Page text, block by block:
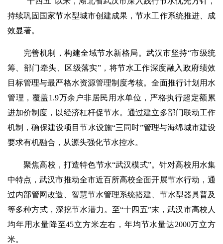
持续巩固国家节水型城市创建成果，节水工作系统推进、成
效显著。
完善机制，构建全域节水新格局。武汉市坚持“市级统
筹、部门牵头、区级落实”，将节水工作深度融入政府绩效
目标管理与最严格水资源管理制度考核。全面推行计划用水
管理，覆盖1.9万余户非居民用水单位，严格执行超定额累
进加价制度，以经济杠杆促节水。通过建立多部门联动工作
机制，确保建设项目节水设施“三同时”管理与海绵城市建设
要求有机融合，从源头强化节水控水。
聚焦高校，打造特色节水“武汉模式”。针对高校用水集
中特点，武汉市推动全市近百所高校全面开展节水行动，通
过内部管网改造、智慧节水管理系统搭建、节水型器具普及
等多种方式，深挖节水潜力。至“十四五”末，武汉市高校人
均年用水量降至45立方米左右，年均节水量达2000万立方
米。